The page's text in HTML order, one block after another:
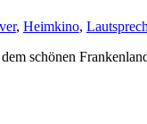
, Heimkino,
schönen